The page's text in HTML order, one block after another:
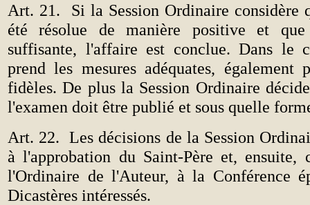
Art. 21.
Si la Session Ordinaire considère
été résolue de manière positive et
suffisante, l'affaire est conclue. Dans le
prend les mesures adéquates, également
fidèles. De plus la Session Ordinaire
l'examen doit être publié et sous quelle
Art. 22. Les décisions de la Session
à l'approbation du Saint-Père et, ensuite,
l'Ordinaire de l'Auteur, à la Conférence
Dicastères intéressés.